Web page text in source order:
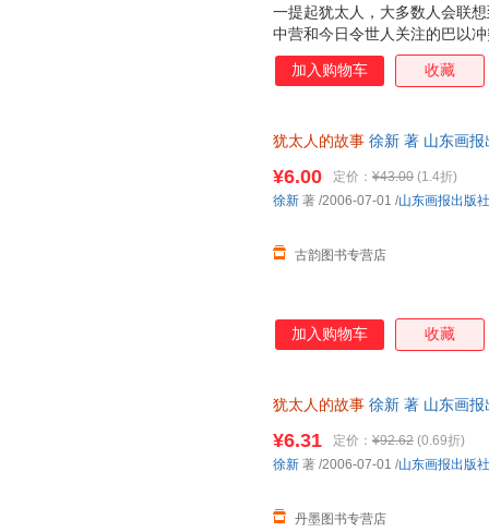
一提起犹太人，大多数人会联
中营和今日令世人关注的巴以
彩?为什么犹太人会遭到希特勒
在以色列地建国?恐怕许多人
太人存在的基础。在数千年受
流散的历史，既有主动的迁徙
族、旧约《圣经》、创造了各
加入购物车 收藏
犹太人的故事 徐新 著 山东画
¥6.00 定价： ¥43.00 (1.4折)
古韵图书专营店
徐新 著 /2006-07-01 /山东画报出版社
加入购物车 收藏
犹太人的故事 徐新 著 山东画报
¥6.31 定价： ¥92.62 (0.69折)
丹墨图书专营店
徐新 著 /2006-07-01 /山东画报出版社